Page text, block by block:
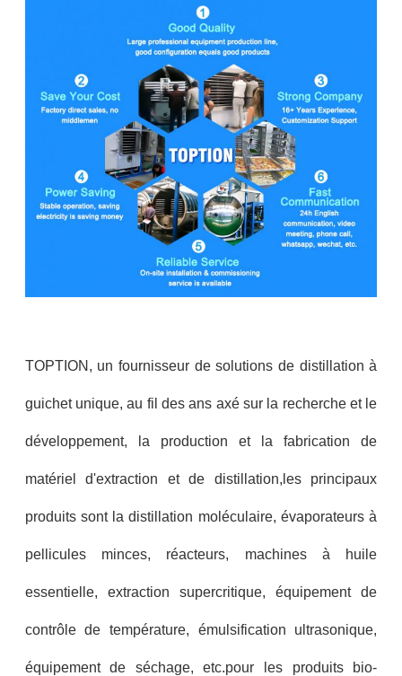
TOPTION, un fournisseur de solutions de distillation à
guichet unique, au fil des ans axé sur la recherche et le
développement, la production et la fabrication de
matériel d'extraction et de distillation,les principaux
produits sont la distillation moléculaire, évaporateurs à
pellicules minces, réacteurs, machines à huile
essentielle, extraction supercritique, équipement de
contrôle de température, émulsification ultrasonique,
équipement de séchage, etc.pour les produits bio-